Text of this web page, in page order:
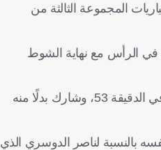
المجموعة الثالثة من
قوية في الرأس مع نهاية الشوط
وبعدما صنع الهدف الأول لسالم الدوسري، تعرض الظهير الأيمن سعود عبد الحميد لإصابة غادر على إثرها المباراة في الدقيقة 53، وشارك بدلًا منه
نفسه بالنسبة لناصر الدوسري الذي